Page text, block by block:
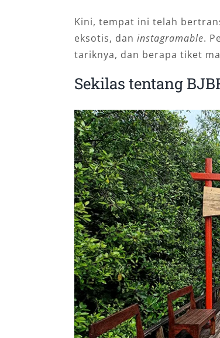
Kini, tempat ini telah
eksotis, dan instagramable.
tariknya, dan berapa tiket
Sekilas tentang